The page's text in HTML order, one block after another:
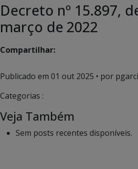
Decreto nº 15.897,
março de 2022
Compartilhar:
Publicado em 01 out 2025 • por
Categorias :
Veja Também
Sem posts recentes disponíveis.